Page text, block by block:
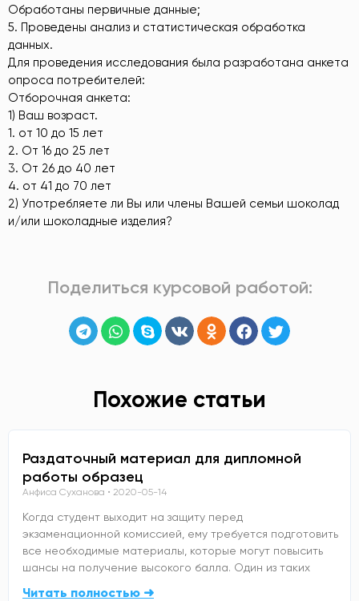
Обработаны первичные данные;
5. Проведены анализ и статистическая обработка
данных.
Для проведения исследования была разработана анкета
опроса потребителей:
Отборочная анкета:
1) Ваш возраст.
1. от 10 до 15 лет
2. От 16 до 25 лет
3. От 26 до 40 лет
4. от 41 до 70 лет
2) Употребляете ли Вы или члены Вашей семьи шоколад
и/или шоколадные изделия?
Поделиться курсовой работой:
Похожие статьи
Раздаточный материал для дипломной
работы образец
Анфиса Суханова 2020-05-14
Когда студент выходит на защиту перед
экзаменационной комиссией, ему требуется подготовить
все необходимые материалы, которые могут повысить
шансы на получение высокого балла. Один из таких
Читать полностью ➜